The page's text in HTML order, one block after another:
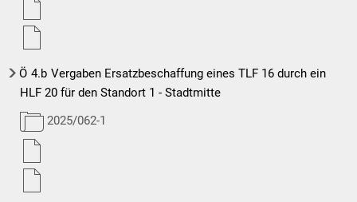
Ö 4.b Vergaben Ersatzbeschaffung eines TLF 16 durch ein
HLF 20 für den Standort 1 - Stadtmitte
2025/062-1